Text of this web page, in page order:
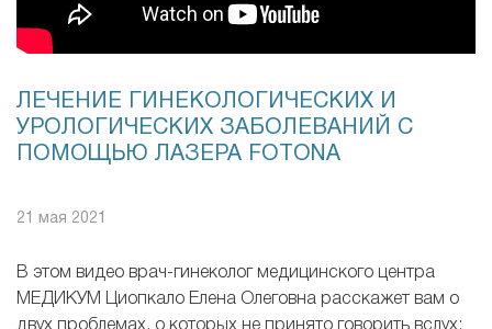
ЛЕЧЕНИЕ ГИНЕКОЛОГИЧЕСКИХ И
УРОЛОГИЧЕСКИХ ЗАБОЛЕВАНИЙ С
ПОМОЩЬЮ ЛАЗЕРА FOTONA
21 мая 2021
В этом видео врач-гинеколог медицинского центра
МЕДИКУМ Циопкало Елена Олеговна расскажет вам о
двух проблемах, о которых не принято говорить вслух: